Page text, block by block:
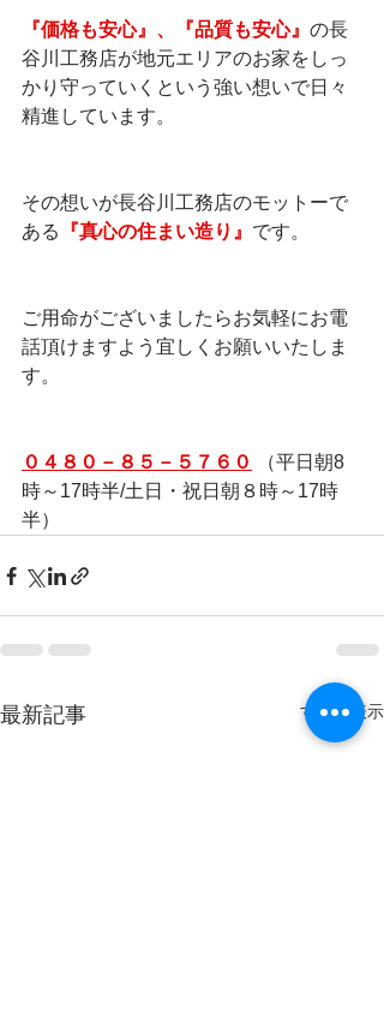
『価格も安心』、『品質も安心』 の長
谷川工務店が地元エリアのお家をしっ
かり守っていくという強い想いで日々
精進しています。
その想いが長谷川工務店のモットーで
ある
『真心の住まい造り』 です。
ご用命がございましたらお気軽にお電
話頂けますよう宜しくお願いいたしま
す。
０４８０－８５－５７６０
（平日朝8
時～17時半/土日・祝日朝８時～17時
半）
最新記事 すべて表示